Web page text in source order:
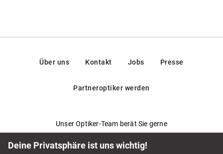
Über uns Kontakt Jobs Presse
Partneroptiker werden
Unser Optiker-Team berät Sie gerne
Fragen & Antworten